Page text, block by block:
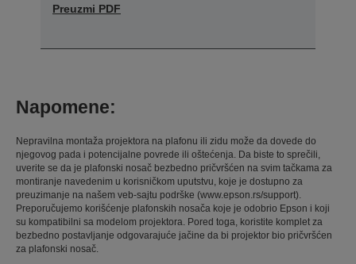
Preuzmi PDF
Napomene:
Nepravilna montaža projektora na plafonu ili zidu može da dovede do
njegovog pada i potencijalne povrede ili oštećenja. Da biste to sprečili,
uverite se da je plafonski nosač bezbedno pričvršćen na svim tačkama za
montiranje navedenim u korisničkom uputstvu, koje je dostupno za
preuzimanje na našem veb-sajtu podrške (www.epson.rs/support).
Preporučujemo korišćenje plafonskih nosača koje je odobrio Epson i koji
su kompatibilni sa modelom projektora. Pored toga, koristite komplet za
bezbedno postavljanje odgovarajuće jačine da bi projektor bio pričvršćen
za plafonski nosač.